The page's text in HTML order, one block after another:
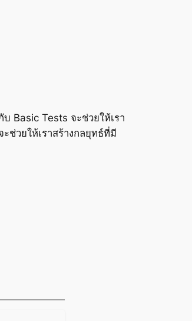
Basic Tests จะช่วยให้เรา
ช่วยให้เราสร้างกลยุทธ์ที่มี